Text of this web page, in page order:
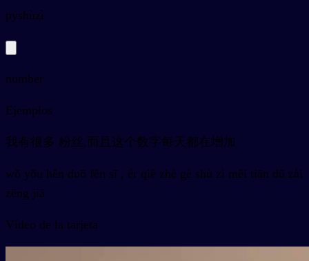
pyshùzì
number
Ejemplos
我有很多 粉丝,而且这个数字每天都在增加
wǒ yǒu hěn duō fěn sī , ér qiě zhè gè shù zì měi tiān dū zài
zēng jiā
Vídeo de la tarjeta